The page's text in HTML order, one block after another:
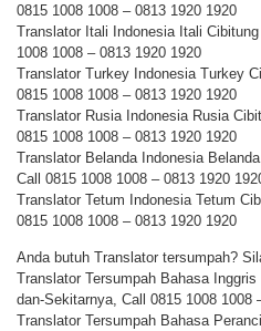
0815 1008 1008 – 0813 1920 1920
Translator Itali Indonesia Itali
1008 1008 – 0813 1920 1920
Translator Turkey Indonesia Turkey
0815 1008 1008 – 0813 1920 1920
Translator Rusia Indonesia Rusia
0815 1008 1008 – 0813 1920 1920
Translator Belanda Indonesia
Call 0815 1008 1008 – 0813 1920
Translator Tetum Indonesia Tetum
0815 1008 1008 – 0813 1920 1920
Anda butuh Translator tersumpah?
Translator Tersumpah Bahasa
dan-Sekitarnya, Call 0815 1008 1008
Translator Tersumpah Bahasa